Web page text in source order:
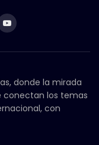
donde la mirada
conectan los temas
con